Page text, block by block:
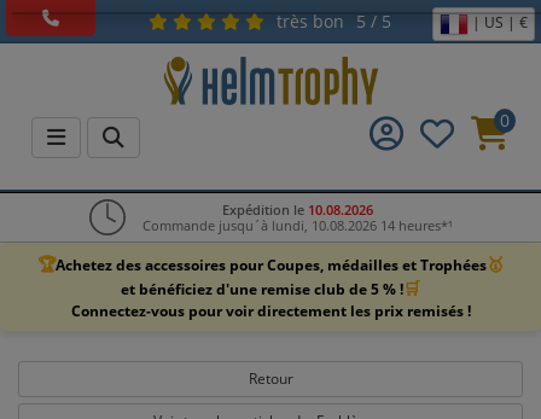
très bon 5 / 5 | US | €
0
Expédition le 10.08.2026
Commande jusqu´à lundi, 10.08.2026 14 heures*¹
🏆Achetez des accessoires pour Coupes, médailles et Trophées🥇
et bénéficiez d'une remise club de 5 % !🛒
Connectez-vous pour voir directement les prix remisés !
Retour